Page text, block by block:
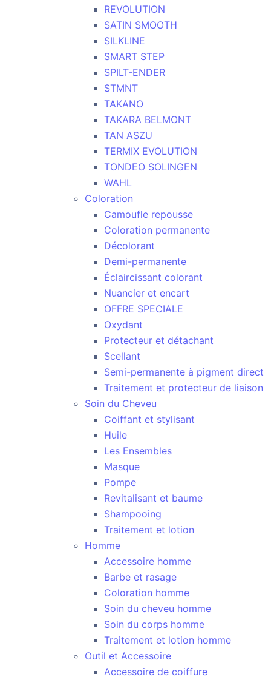
REVOLUTION
SATIN SMOOTH
SILKLINE
SMART STEP
SPILT-ENDER
STMNT
TAKANO
TAKARA BELMONT
TAN ASZU
TERMIX EVOLUTION
TONDEO SOLINGEN
WAHL
Coloration
Camoufle repousse
Coloration permanente
Décolorant
Demi-permanente
Éclaircissant colorant
Nuancier et encart
OFFRE SPECIALE
Oxydant
Protecteur et détachant
Scellant
Semi-permanente à pigment direct
Traitement et protecteur de liaison
Soin du Cheveu
Coiffant et stylisant
Huile
Les Ensembles
Masque
Pompe
Revitalisant et baume
Shampooing
Traitement et lotion
Homme
Accessoire homme
Barbe et rasage
Coloration homme
Soin du cheveu homme
Soin du corps homme
Traitement et lotion homme
Outil et Accessoire
Accessoire de coiffure